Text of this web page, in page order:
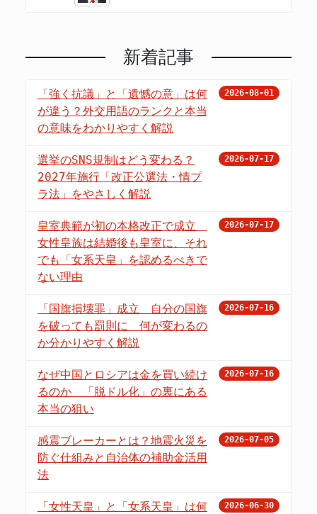
新着記事
「強く抗議」と「遺憾の意」は何
が違う？外交用語のランクと本当
の意味をわかりやすく解説
2026-08-01
選挙のSNS規制はどう変わる？
2027年施行「改正公選法・情プ
ラ法」をやさしく解説
2026-07-17
皇室典範が初の本格改正で成立
女性皇族は結婚後も皇室に、それ
でも「女系天皇」を認めるべきで
ない理由
2026-07-17
「国旗損壊罪」成立 自分の国旗
を破っても罰則に 何が変わるの
か分かりやすく解説
2026-07-16
なぜ中国とロシアは金を買い続け
るのか 「脱ドル化」の裏にある
本当の狙い
2026-07-16
感震ブレーカーとは？地震火災を
防ぐ仕組みと自治体の補助金活用
法
2026-07-05
「女性天皇」と「女系天皇」は何
2026-06-30